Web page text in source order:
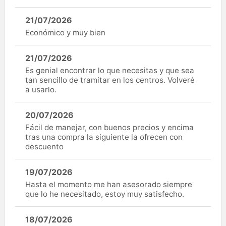
21/07/2026
Económico y muy bien
21/07/2026
Es genial encontrar lo que necesitas y que sea
tan sencillo de tramitar en los centros. Volveré
a usarlo.
20/07/2026
Fácil de manejar, con buenos precios y encima
tras una compra la siguiente la ofrecen con
descuento
19/07/2026
Hasta el momento me han asesorado siempre
que lo he necesitado, estoy muy satisfecho.
18/07/2026